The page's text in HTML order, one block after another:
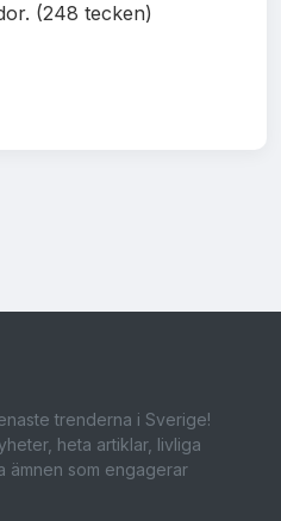
(248 tecken)
trenderna i Sverige!
heta artiklar, livliga
ämnen som engagerar